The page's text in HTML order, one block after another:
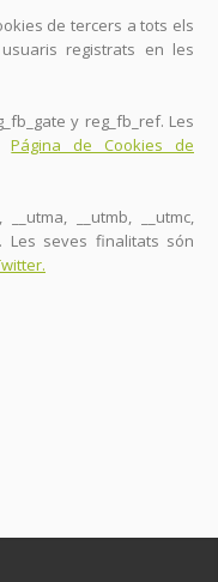
de tercers a tots els
registrats en les
y reg_fb_ref. Les
Página de Cookies de
__utmb, __utmc,
Les seves finalitats són